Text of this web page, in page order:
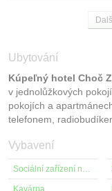
Ubytování
Kúpeľný hotel Choč
v jednolůžkových
pokojích a
telefonem,
Vybavení
Sociální zařízení na pokoji